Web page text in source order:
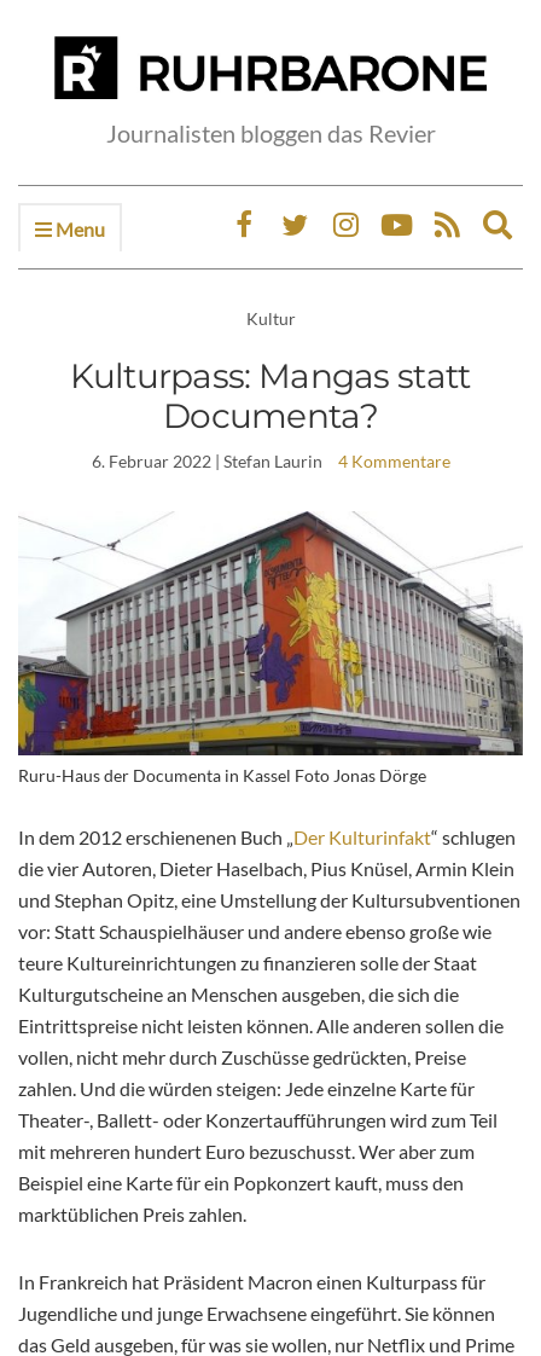
Journalisten bloggen das Revier
Menu
Kultur
Kulturpass: Mangas statt
Documenta?
6. Februar 2022| Stefan Laurin 4 Kommentare
Ruru-Haus der Documenta in Kassel Foto Jonas Dörge
In dem 2012 erschienenen Buch „ Der Kulturinfakt“ schlugen
die vier Autoren, Dieter Haselbach, Pius Knüsel, Armin Klein
und Stephan Opitz, eine Umstellung der Kultursubventionen
vor: Statt Schauspielhäuser und andere ebenso große wie
teure Kultureinrichtungen zu finanzieren solle der Staat
Kulturgutscheine an Menschen ausgeben, die sich die
Eintrittspreise nicht leisten können. Alle anderen sollen die
vollen, nicht mehr durch Zuschüsse gedrückten, Preise
zahlen. Und die würden steigen: Jede einzelne Karte für
Theater-, Ballett- oder Konzertaufführungen wird zum Teil
mit mehreren hundert Euro bezuschusst. Wer aber zum
Beispiel eine Karte für ein Popkonzert kauft, muss den
marktüblichen Preis zahlen.
In Frankreich hat Präsident Macron einen Kulturpass für
Jugendliche und junge Erwachsene eingeführt. Sie können
das Geld ausgeben, für was sie wollen, nur Netflix und Prime